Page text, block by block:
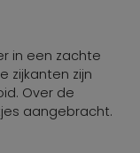
in een zachte
zijkanten zijn
Over de
aangebracht.